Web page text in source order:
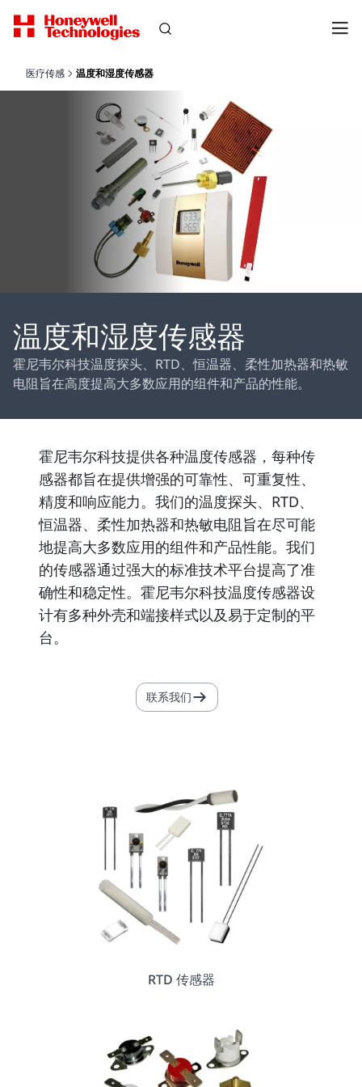
医疗传感 温度和湿度传感器
温度和湿度传感器
霍尼韦尔科技温度探头、RTD、恒温器、柔性加热器和热敏
电阻旨在高度提高大多数应用的组件和产品的性能。
霍尼韦尔科技提供各种温度传感器，每种传
感器都旨在提供增强的可靠性、可重复性、
精度和响应能力。我们的温度探头、RTD、
恒温器、柔性加热器和热敏电阻旨在尽可能
地提高大多数应用的组件和产品性能。我们
的传感器通过强大的标准技术平台提高了准
确性和稳定性。霍尼韦尔科技温度传感器设
计有多种外壳和端接样式以及易于定制的平
台。
联系我们
RTD 传感器